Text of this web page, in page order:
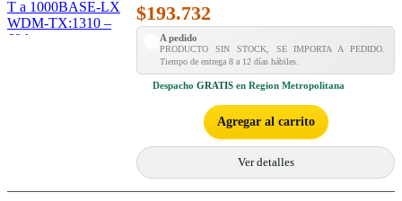
$193.732
A pedido
PRODUCTO SIN STOCK, SE IMPORTA A PEDIDO.
Tiempo de entrega 8 a 12 días hábiles.
Despacho GRATIS en Region Metropolitana
Agregar al carrito
Ver detalles